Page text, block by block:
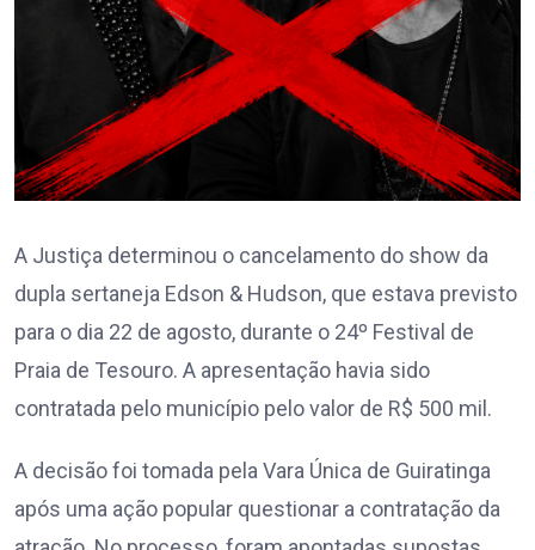
A Justiça determinou o cancelamento do show da
dupla sertaneja Edson & Hudson, que estava previsto
para o dia 22 de agosto, durante o 24º Festival de
Praia de Tesouro. A apresentação havia sido
contratada pelo município pelo valor de R$ 500 mil.
A decisão foi tomada pela Vara Única de Guiratinga
após uma ação popular questionar a contratação da